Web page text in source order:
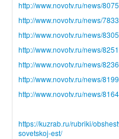
http://www.novotv.ru/news/8075
http://www.novotv.ru/news/7833
http://www.novotv.ru/news/8305
http://www.novotv.ru/news/8251
http://www.novotv.ru/news/8236
http://www.novotv.ru/news/8199
http://www.novotv.ru/news/8164
https://kuzrab.ru/rubriki/
sovetskoj-est/